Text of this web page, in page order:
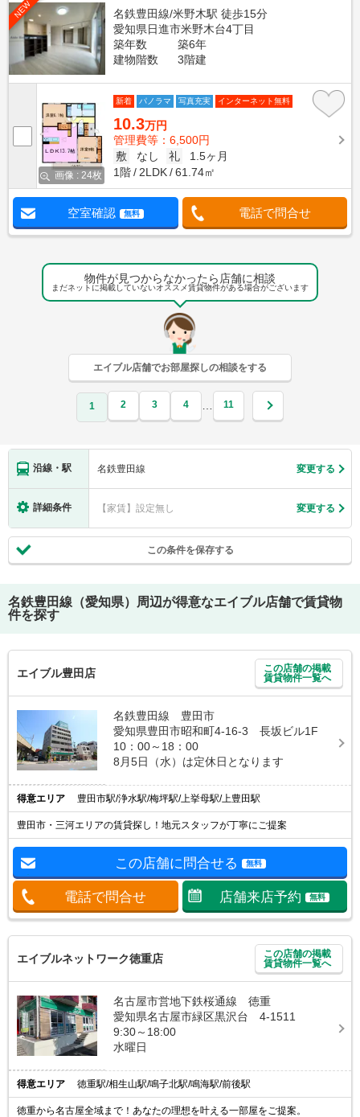
NEW
名鉄豊田線/米野木駅 徒歩15分
愛知県日進市米野木台4丁目
築年数
築6年
建物階数
3階建
画像 : 24枚
新着 パノラマ 写真充実 インターネット無料
10.3万円
管理費等：6,500円
敷
なし 礼
1.5ヶ月
1階
2LDK 61.74㎡
空室確認 無料 電話で問合せ
物件が見つからなかったら店舗に相談
まだネットに掲載していないオススメ賃貸物件がある場合がございます
エイブル店舗でお部屋探しの相談をする
1 2 3 4 … 11
沿線・駅 名鉄豊田線 変更する
詳細条件 【家賃】設定無し 変更する
この条件を保存する
名鉄豊田線（愛知県）
周辺が得意なエイブル店舗で賃貸物
件を探す
エイブル豊田店
この店舗の掲載
賃貸物件一覧へ
名鉄豊田線 豊田市
愛知県豊田市昭和町4-16-3 長坂ビル1F
10：00～18：00
8月5日（水）は定休日となります
得意エリア 豊田市駅/浄水駅/梅坪駅/上挙母駅/上豊田駅
豊田市・三河エリアの賃貸探し！地元スタッフが丁寧にご提案
この店舗に問合せる 無料
電話で問合せ 店舗来店予約 無料
エイブルネットワーク徳重店
この店舗の掲載
賃貸物件一覧へ
名古屋市営地下鉄桜通線 徳重
愛知県名古屋市緑区黒沢台 4-1511
9:30～18:00
水曜日
得意エリア 徳重駅/相生山駅/鳴子北駅/鳴海駅/前後駅
徳重から名古屋全域まで！あなたの理想を叶える一部屋をご提案。